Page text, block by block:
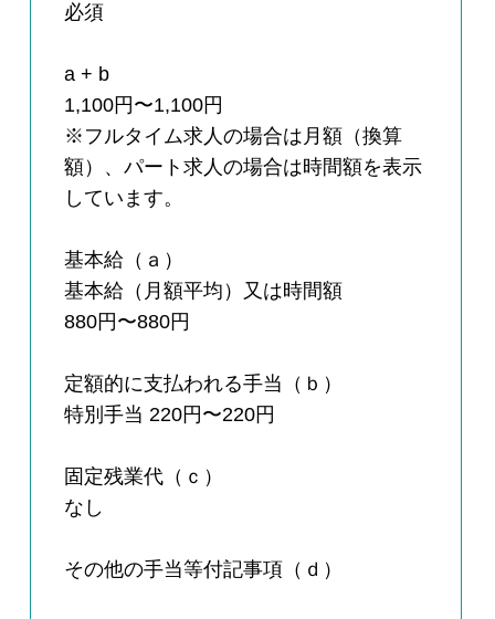
必須
a + b
1,100円〜1,100円
※フルタイム求人の場合は月額（換算
額）、パート求人の場合は時間額を表示
しています。
基本給（ａ）
基本給（月額平均）又は時間額
880円〜880円
定額的に支払われる手当（ｂ）
特別手当 220円〜220円
固定残業代（ｃ）
なし
その他の手当等付記事項（ｄ）